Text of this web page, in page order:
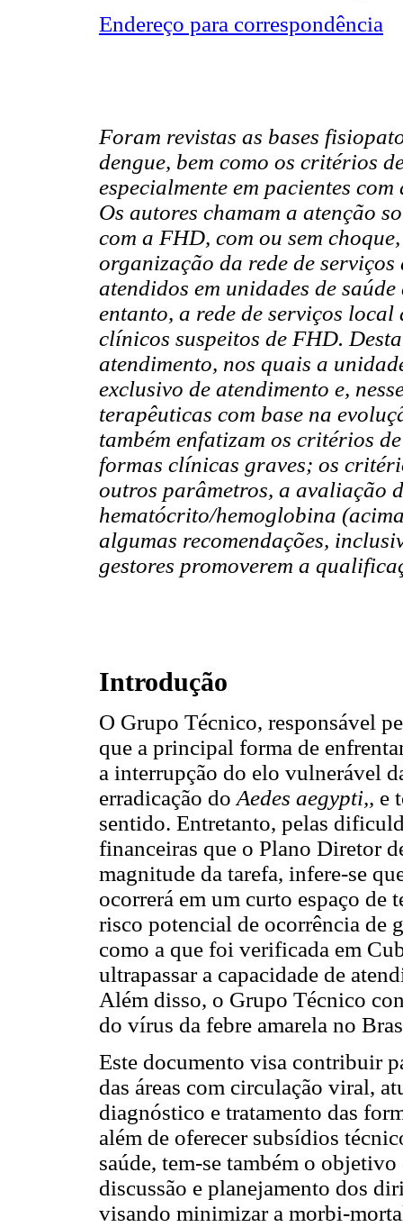
Endereço para correspondência
Foram revistas as bases
dengue, bem como os critérios
especialmente em pacientes
Os autores chamam a atenção
com a FHD, com ou sem
organização da rede de
atendidos em unidades de
entanto, a rede de serviços
clínicos suspeitos de FHD.
atendimento, nos quais a
exclusivo de atendimento e,
terapêuticas com base na
também enfatizam os critérios
formas clínicas graves; os
outros parâmetros, a avaliação
hematócrito/hemoglobina
algumas recomendações,
gestores promoverem a
Introdução
O Grupo Técnico, responsável
que a principal forma de
a interrupção do elo vulnerável
erradicação do Aedes aegypti,, e
sentido. Entretanto, pelas
financeiras que o Plano Diretor
magnitude da tarefa, infere-se
ocorrerá em um curto espaço de
risco potencial de ocorrência de
como a que foi verificada em
ultrapassar a capacidade de
Além disso, o Grupo Técnico
do vírus da febre amarela no
Este documento visa contribuir
das áreas com circulação viral,
diagnóstico e tratamento das
além de oferecer subsídios
saúde, tem-se também o
discussão e planejamento dos
visando minimizar a morbi-